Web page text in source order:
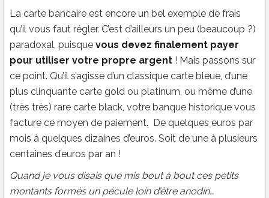
La carte bancaire est encore un bel exemple de frais
qu’il vous faut régler. C’est d’ailleurs un peu (beaucoup ?)
paradoxal, puisque vous devez finalement payer
pour utiliser votre propre argent ! Mais passons sur
ce point. Qu’il s’agisse d’un classique carte bleue, d’une
plus clinquante carte gold ou platinum, ou même d’une
(très très) rare carte black, votre banque historique vous
facture ce moyen de paiement. De quelques euros par
mois à quelques dizaines d’euros. Soit de une à plusieurs
centaines d’euros par an !
Quand je vous disais que mis bout à bout ces petits
montants formés un pécule loin d’être anodin…